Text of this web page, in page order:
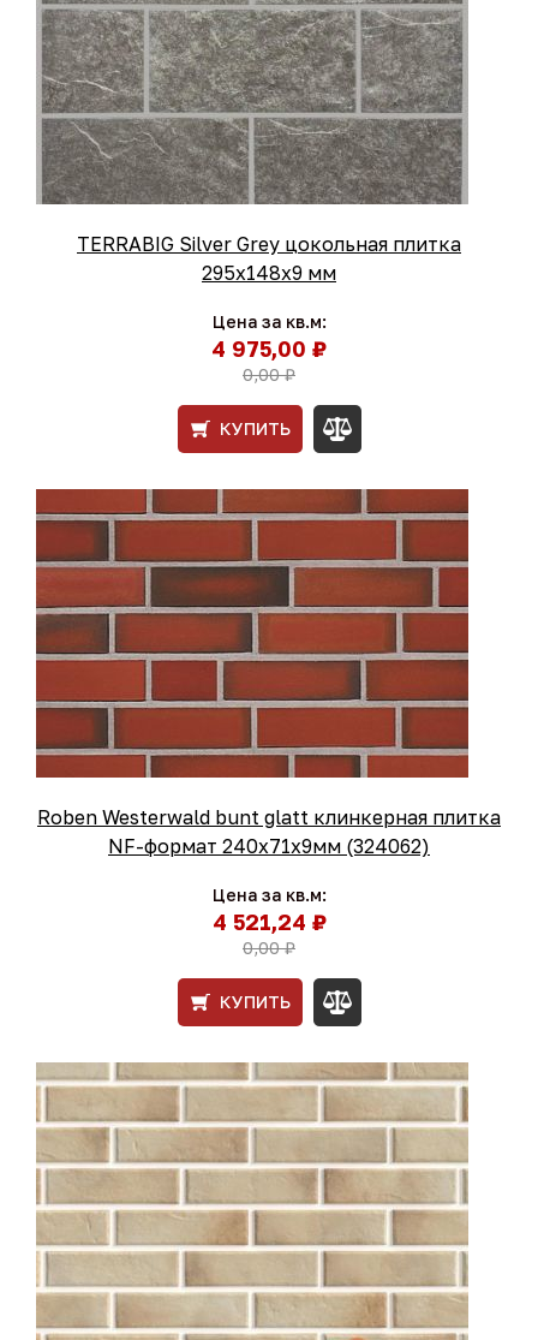
TERRABIG Silver Grey цокольная плитка
295x148x9 мм
Цена за кв.м:
4 975,00 ₽
0,00 ₽
КУПИТЬ
Roben Westerwald bunt glatt клинкерная плитка
NF-формат 240x71x9мм (324062)
Цена за кв.м:
4 521,24 ₽
0,00 ₽
КУПИТЬ